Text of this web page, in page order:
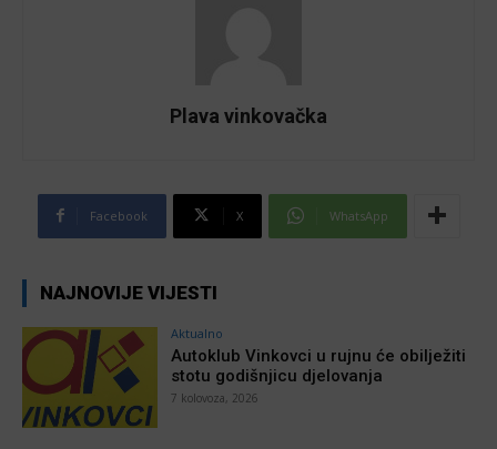
Plava vinkovačka
Facebook X WhatsApp
NAJNOVIJE VIJESTI
Aktualno
Autoklub Vinkovci u rujnu će obilježiti
stotu godišnjicu djelovanja
7 kolovoza, 2026